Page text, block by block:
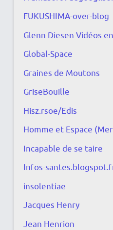
FUKUSHIMA-over-blog
Glenn Diesen Vidéos
Global-Space
Graines de Moutons
GriseBouille
Hisz.rsoe/Edis
Homme et Espace
Incapable de se taire
Infos-
insolentiae
Jacques Henry
Jean Henrion